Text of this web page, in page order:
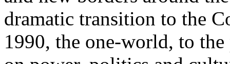
dramatic transition to the
1990, the one-world, to the